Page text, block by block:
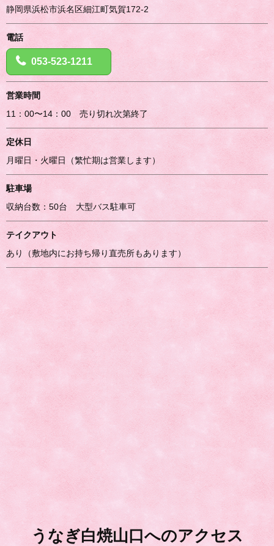
静岡県浜松市浜名区細江町気賀172-2
電話
053-523-1211
営業時間
11：00〜14：00 売り切れ次第終了
定休日
月曜日・火曜日（繁忙期は営業します）
駐車場
収納台数：50台 大型バス駐車可
テイクアウト
あり（敷地内にお持ち帰り直売所もあります）
うなぎ白焼山口へのアクセス